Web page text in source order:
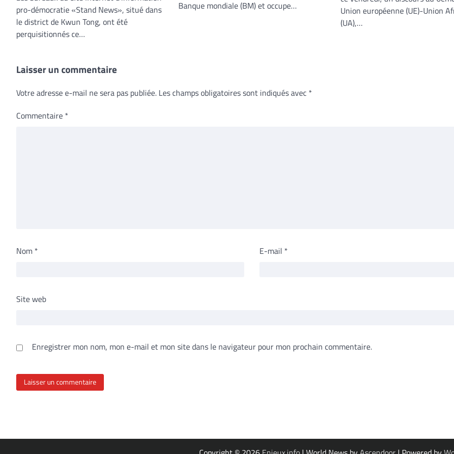
pro-démocratie «Stand News», situé dans
le district de Kwun Tong, ont été
perquisitionnés ce…
Banque mondiale (BM) et occupe…
Union européenne (UE)-Union
(UA),…
Laisser un commentaire
Votre adresse e-mail ne sera pas publiée. Les champs obligatoires sont indiqués avec *
Commentaire *
Nom * E-mail *
Site web
Enregistrer mon nom, mon e-mail et mon site dans le navigateur pour mon prochain commentaire.